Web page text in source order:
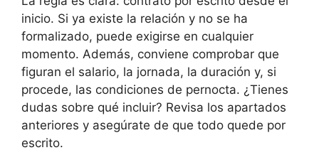
inicio. Si ya existe la relación y no se ha
formalizado, puede exigirse en cualquier
momento. Además, conviene comprobar que
figuran el salario, la jornada, la duración y, si
procede, las condiciones de pernocta. ¿Tienes
dudas sobre qué incluir? Revisa los apartados
anteriores y asegúrate de que todo quede por
escrito.